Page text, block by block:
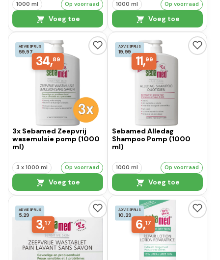
1000 ml Op voorraad
Voeg toe
1000 ml Op voorraad
Voeg toe
ADVIESPRIJS
59,97
34,89
3x Sebamed Zeepvrij
wasemulsie pomp (1000
ml)
3 x 1000 ml Op voorraad
Voeg toe
ADVIESPRIJS
19,99
11,99
Sebamed Alledag
Shampoo Pomp (1000
ml)
1000 ml Op voorraad
Voeg toe
ADVIESPRIJS
5,29
3,17
ADVIESPRIJS
10,29
6,17